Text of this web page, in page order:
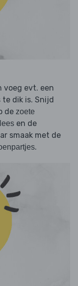
voeg evt. een
te dik is. Snijd
de zoete
en de
smaak met de
.